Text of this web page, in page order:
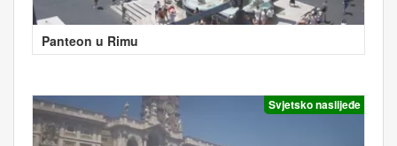
Panteon u Rimu
Svjetsko naslijeđe